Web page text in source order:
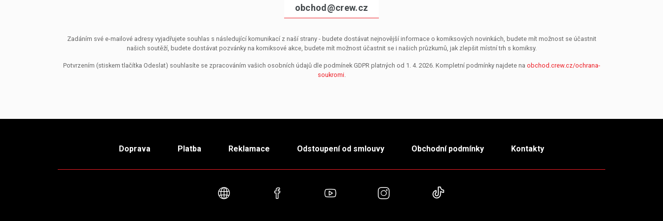
obchod@crew.cz
Zadáním své e-mailové adresy vyjadřujete souhlas s následující komunikací z naší strany - budete dostávat nejnovější informace o komiksových novinkách, budete mít možnost se účastnit
našich soutěží, budete dostávat pozvánky na komiksové akce, budete mít možnost účastnit se i našich průzkumů, jak zlepšit místní trh s komiksy.
Potvrzením (stiskem tlačítka Odeslat) souhlasíte se zpracováním vašich osobních údajů dle podmínek GDPR platných od 1. 4. 2026. Kompletní podmínky najdete na obchod.crew.cz/ochrana-
soukromi.
Doprava Platba Reklamace Odstoupení od smlouvy Obchodní podmínky Kontakty
Webové stránkyFacebookYouTube Instagram